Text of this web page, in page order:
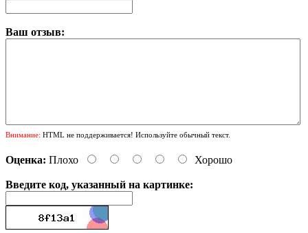
Ваш отзыв:
Внимание: HTML не поддерживается! Используйте обычный текст.
Оценка: Плохо Хорошо
Введите код, указанный на картинке: